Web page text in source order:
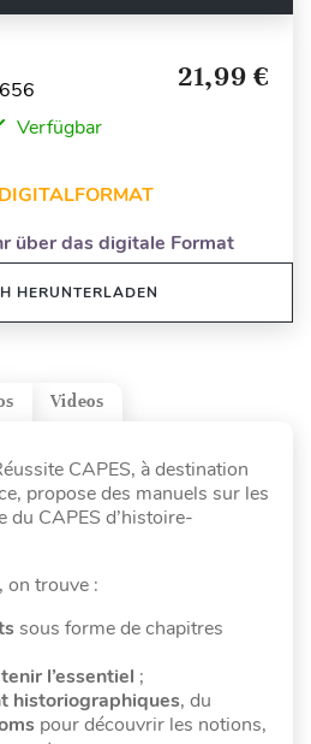
21,99 €
Verfügbar
über das digitale Format
HERUNTERLADEN
Videos
CAPES, à destination
propose des manuels sur les
du CAPES d’histoire-
on trouve :
sous forme de chapitres
l’essentiel ;
historiographiques, du
pour découvrir les notions,